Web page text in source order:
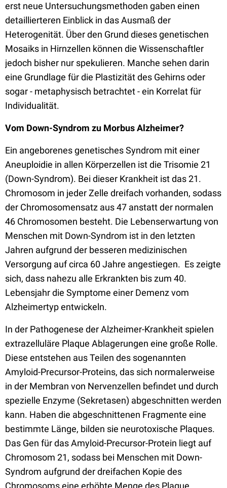
erst neue Untersuchungsmethoden gaben einen
detaillierteren Einblick in das Ausmaß der
Heterogenität. Über den Grund dieses genetischen
Mosaiks in Hirnzellen können die Wissenschaftler
jedoch bisher nur spekulieren. Manche sehen darin
eine Grundlage für die Plastizität des Gehirns oder
sogar - metaphysisch betrachtet - ein Korrelat für
Individualität.
Vom Down-Syndrom zu Morbus Alzheimer?
Ein angeborenes genetisches Syndrom mit einer
Aneuploidie in allen Körperzellen ist die Trisomie 21
(Down-Syndrom). Bei dieser Krankheit ist das 21.
Chromosom in jeder Zelle dreifach vorhanden, sodass
der Chromosomensatz aus 47 anstatt der normalen
46 Chromosomen besteht. Die Lebenserwartung von
Menschen mit Down-Syndrom ist in den letzten
Jahren aufgrund der besseren medizinischen
Versorgung auf circa 60 Jahre angestiegen. Es zeigte
sich, dass nahezu alle Erkrankten bis zum 40.
Lebensjahr die Symptome einer Demenz vom
Alzheimertyp entwickeln.
In der Pathogenese der Alzheimer-Krankheit spielen
extrazelluläre Plaque Ablagerungen eine große Rolle.
Diese entstehen aus Teilen des sogenannten
Amyloid-Precursor-Proteins, das sich normalerweise
in der Membran von Nervenzellen befindet und durch
spezielle Enzyme (Sekretasen) abgeschnitten werden
kann. Haben die abgeschnittenen Fragmente eine
bestimmte Länge, bilden sie neurotoxische Plaques.
Das Gen für das Amyloid-Precursor-Protein liegt auf
Chromosom 21, sodass bei Menschen mit Down-
Syndrom aufgrund der dreifachen Kopie des
Chromosoms eine erhöhte Menge des Plaque